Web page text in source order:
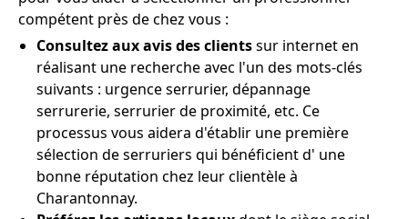
compétent près de chez vous :
Consultez aux avis des clientssur internet en
réalisant une recherche avec l'un des mots-clés
suivants : urgence serrurier, dépannage
serrurerie, serrurier de proximité, etc. Ce
processus vous aidera d'établir une première
sélection de serruriers qui bénéficient d' une
bonne réputation chez leur clientèle à
Charantonnay.